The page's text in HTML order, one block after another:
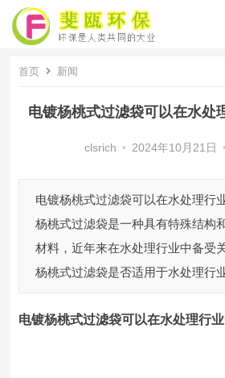
首页 新闻
电镀杨桃式过滤袋可以在水处
clsrich • 2024年10月21日 •
电镀杨桃式过滤袋可以在水处理行
杨桃式过滤袋是一种具有特殊结构
材料，近年来在水处理行业中备受
杨桃式过滤袋是否适用于水处理行
电镀杨桃式过滤袋可以在水处理行